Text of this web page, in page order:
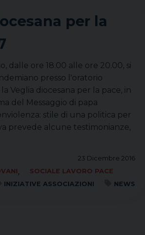
per la
dalle ore 18.00 alle ore 20.00, si
presso l'oratorio
Veglia diocesana per la pace, in
del Messaggio di papa
stile di una politica per
prevede alcune testimonianze,
23 Dicembre 2016
,
SOCIALE LAVORO PACE
INIZIATIVE ASSOCIAZIONI
NEWS